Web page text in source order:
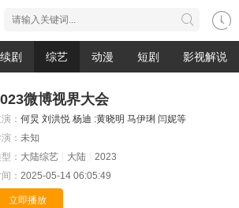
剧 综艺 动漫 短剧 影视解说
微博视界大会
： 何炅 刘洪悦 杨迪 :黄晓明 马伊琍 闫妮等
： 未知
： 大陆综艺 大陆
2023
： 2025-05-14 06:05:49
立即播放